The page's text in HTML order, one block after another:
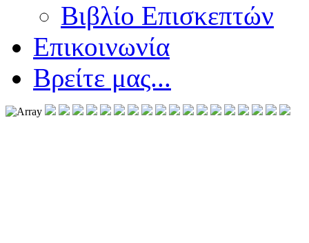
Βιβλίο Επισκεπτών
Επικοινωνία
Βρείτε μας...